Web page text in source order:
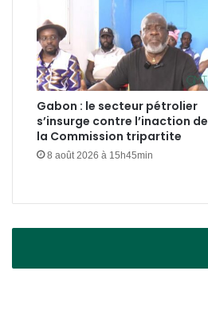
Gabon : le secteur pétrolier
s’insurge contre l’inaction de
la Commission tripartite
8 août 2026 à 15h45min